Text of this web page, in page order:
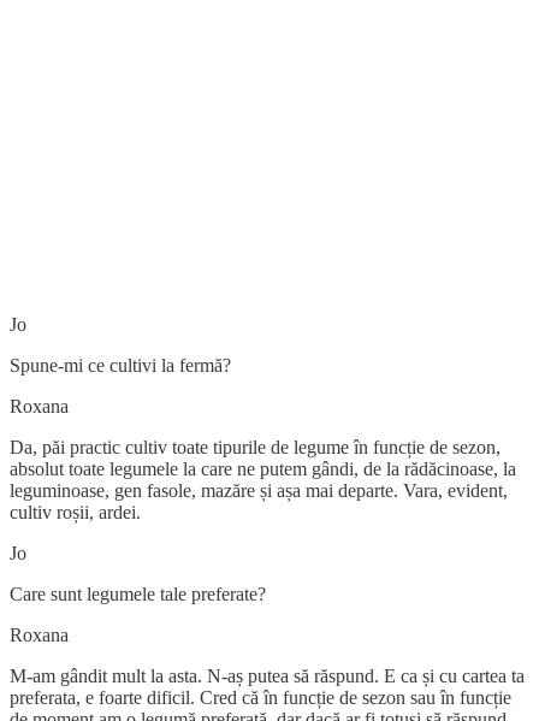
Jo
Spune-mi ce cultivi la fermă?
Roxana
Da, păi practic cultiv toate tipurile de legume în funcție de sezon,
absolut toate legumele la care ne putem gândi, de la rădăcinoase, la
leguminoase, gen fasole, mazăre și așa mai departe. Vara, evident,
cultiv roșii, ardei.
Jo
Care sunt legumele tale preferate?
Roxana
M-am gândit mult la asta. N-aș putea să răspund. E ca și cu cartea ta
preferata, e foarte dificil. Cred că în funcție de sezon sau în funcție